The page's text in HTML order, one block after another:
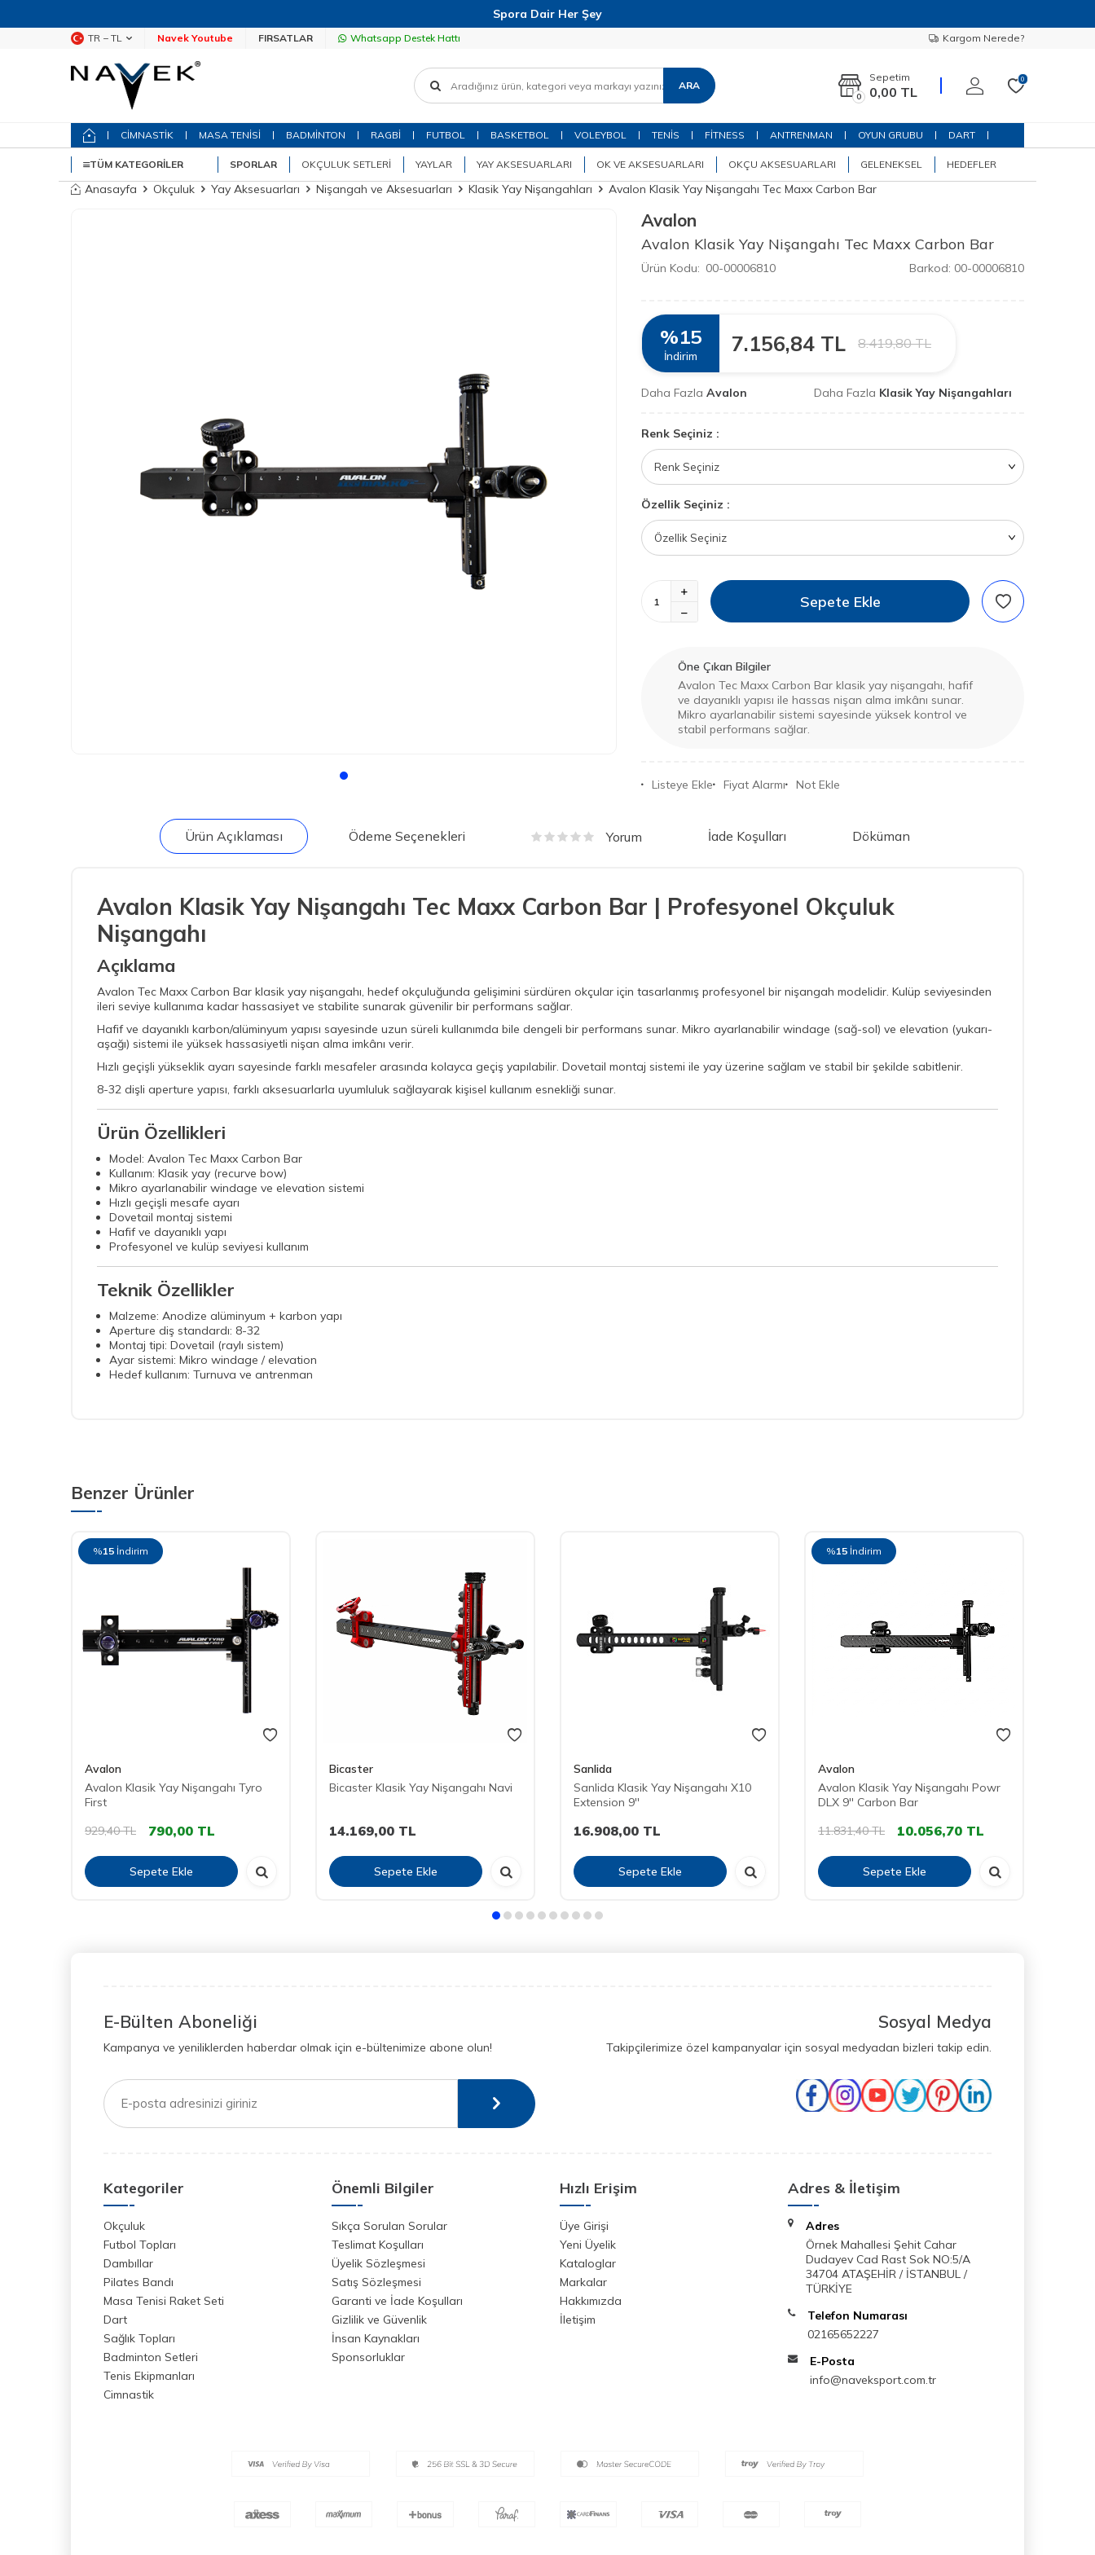
Spora Dair Her Şey
TR − TL Navek Youtube FIRSATLAR Whatsapp Destek Hattı Kargom Nerede?
ARA
0
Sepetim
0,00 TL
0
CİMNASTİK MASA TENİSİ BADMİNTON RAGBİ FUTBOL BASKETBOL VOLEYBOL TENİS FİTNESS ANTRENMAN OYUN GRUBU DART
TÜM KATEGORILER SPORLAR OKÇULUK SETLERI YAYLAR YAY AKSESUARLARI OK VE AKSESUARLARI OKÇU AKSESUARLARI GELENEKSEL HEDEFLER
Anasayfa Okçuluk Yay Aksesuarları Nişangah ve Aksesuarları Klasik Yay Nişangahları Avalon Klasik Yay Nişangahı Tec Maxx Carbon Bar
Avalon
Avalon Klasik Yay Nişangahı Tec Maxx Carbon Bar
Ürün Kodu: 00-00006810 Barkod: 00-00006810
%15
İndirim 7.156,84 TL 8.419,80TL
Daha Fazla Avalon Daha Fazla Klasik Yay Nişangahları
Renk Seçiniz :
Özellik Seçiniz :
Sepete Ekle
Öne Çıkan Bilgiler
Avalon Tec Maxx Carbon Bar klasik yay nişangahı, hafif
ve dayanıklı yapısı ile hassas nişan alma imkânı sunar.
Mikro ayarlanabilir sistemi sayesinde yüksek kontrol ve
stabil performans sağlar.
Listeye Ekle Fiyat Alarmı Not Ekle
Ürün Açıklaması Ödeme Seçenekleri Yorum İade Koşulları Döküman
Avalon Klasik Yay Nişangahı Tec Maxx Carbon Bar | Profesyonel Okçuluk
Nişangahı
Açıklama
Avalon Tec Maxx Carbon Bar klasik yay nişangahı, hedef okçuluğunda gelişimini sürdüren okçular için tasarlanmış profesyonel bir nişangah modelidir. Kulüp seviyesinden
ileri seviye kullanıma kadar hassasiyet ve stabilite sunarak güvenilir bir performans sağlar.
Hafif ve dayanıklı karbon/alüminyum yapısı sayesinde uzun süreli kullanımda bile dengeli bir performans sunar. Mikro ayarlanabilir windage (sağ-sol) ve elevation (yukarı-
aşağı) sistemi ile yüksek hassasiyetli nişan alma imkânı verir.
Hızlı geçişli yükseklik ayarı sayesinde farklı mesafeler arasında kolayca geçiş yapılabilir. Dovetail montaj sistemi ile yay üzerine sağlam ve stabil bir şekilde sabitlenir.
8-32 dişli aperture yapısı, farklı aksesuarlarla uyumluluk sağlayarak kişisel kullanım esnekliği sunar.
Ürün Özellikleri
Model: Avalon Tec Maxx Carbon Bar
Kullanım: Klasik yay (recurve bow)
Mikro ayarlanabilir windage ve elevation sistemi
Hızlı geçişli mesafe ayarı
Dovetail montaj sistemi
Hafif ve dayanıklı yapı
Profesyonel ve kulüp seviyesi kullanım
Teknik Özellikler
Malzeme: Anodize alüminyum + karbon yapı
Aperture diş standardı: 8-32
Montaj tipi: Dovetail (raylı sistem)
Ayar sistemi: Mikro windage / elevation
Hedef kullanım: Turnuva ve antrenman
Benzer Ürünler
%15 İndirim
Avalon
Avalon Klasik Yay Nişangahı Tyro
First
929,40TL 790,00 TL
Sepete Ekle
Bicaster
Bicaster Klasik Yay Nişangahı Navi
14.169,00 TL
Sepete Ekle
Sanlida
Sanlida Klasik Yay Nişangahı X10
Extension 9''
16.908,00 TL
Sepete Ekle
%15 İndirim
Avalon
Avalon Klasik Yay Nişangahı Powr
DLX 9'' Carbon Bar
11.831,40TL 10.056,70 TL
Sepete Ekle
E-Bülten Aboneliği
Kampanya ve yeniliklerden haberdar olmak için e-bültenimize abone olun!
Sosyal Medya
Takipçilerimize özel kampanyalar için sosyal medyadan bizleri takip edin.
Kategoriler
Okçuluk
Futbol Topları
Dambıllar
Pilates Bandı
Masa Tenisi Raket Seti
Dart
Sağlık Topları
Badminton Setleri
Tenis Ekipmanları
Cimnastik
Önemli Bilgiler
Sıkça Sorulan Sorular
Teslimat Koşulları
Üyelik Sözleşmesi
Satış Sözleşmesi
Garanti ve İade Koşulları
Gizlilik ve Güvenlik
İnsan Kaynakları
Sponsorluklar
Hızlı Erişim
Üye Girişi
Yeni Üyelik
Kataloglar
Markalar
Hakkımızda
İletişim
Adres & İletişim
Adres
Örnek Mahallesi Şehit Cahar
Dudayev Cad Rast Sok NO:5/A
34704 ATAŞEHİR / İSTANBUL /
TÜRKİYE
Telefon Numarası
02165652227
E-Posta
info@naveksport.com.tr